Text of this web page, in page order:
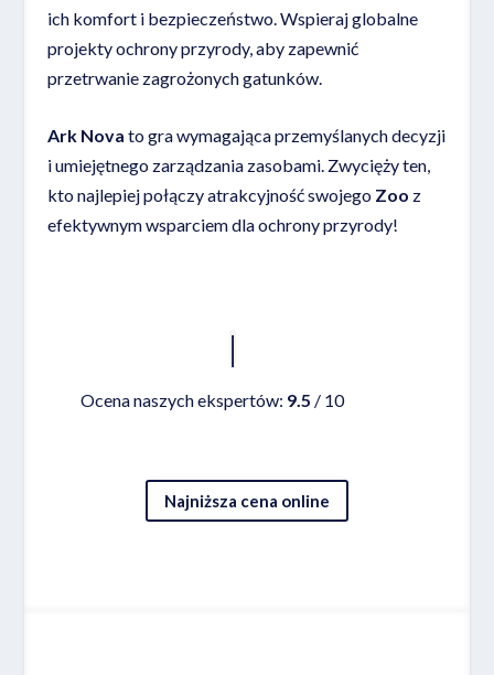
ich komfort i bezpieczeństwo. Wspieraj globalne
projekty ochrony przyrody, aby zapewnić
przetrwanie zagrożonych gatunków.
Ark Nova to gra wymagająca przemyślanych decyzji
i umiejętnego zarządzania zasobami. Zwycięży ten,
kto najlepiej połączy atrakcyjność swojego Zoo z
efektywnym wsparciem dla ochrony przyrody!
Ocena naszych ekspertów: 9.5 / 10
Najniższa cena online